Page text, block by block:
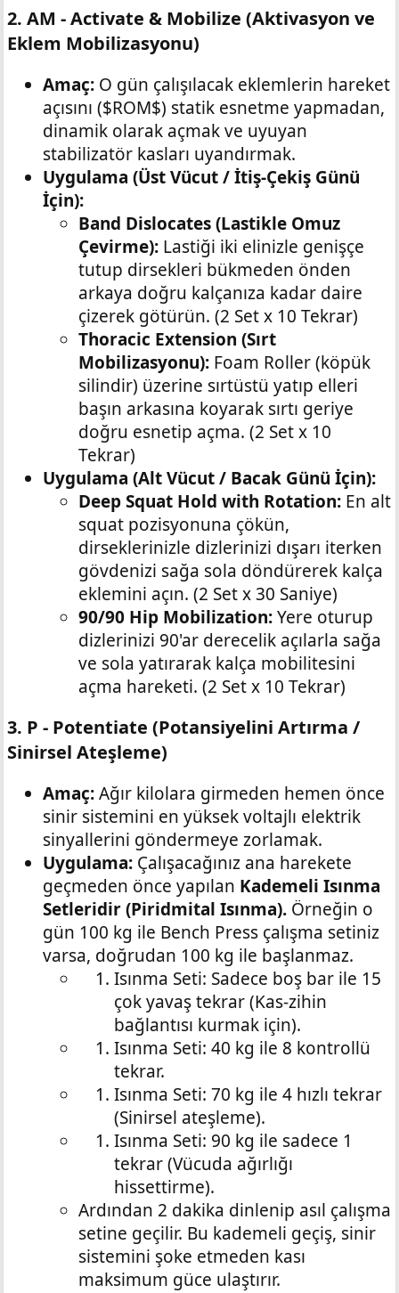
2. AM - Activate & Mobilize (Aktivasyon ve
Eklem Mobilizasyonu)​
Amaç: O gün çalışılacak eklemlerin hareket
açısını ($ROM$) statik esnetme yapmadan,
dinamik olarak açmak ve uyuyan
stabilizatör kasları uyandırmak.
Uygulama (Üst Vücut / İtiş-Çekiş Günü
İçin):
Band Dislocates (Lastikle Omuz
Çevirme): Lastiği iki elinizle genişçe
tutup dirsekleri bükmeden önden
arkaya doğru kalçanıza kadar daire
çizerek götürün. (2 Set x 10 Tekrar)
Thoracic Extension (Sırt
Mobilizasyonu): Foam Roller (köpük
silindir) üzerine sırtüstü yatıp elleri
başın arkasına koyarak sırtı geriye
doğru esnetip açma. (2 Set x 10
Tekrar)
Uygulama (Alt Vücut / Bacak Günü İçin):
Deep Squat Hold with Rotation: En alt
squat pozisyonuna çökün,
dirseklerinizle dizlerinizi dışarı iterken
gövdenizi sağa sola döndürerek kalça
eklemini açın. (2 Set x 30 Saniye)
90/90 Hip Mobilization:Yere oturup
dizlerinizi 90'ar derecelik açılarla sağa
ve sola yatırarak kalça mobilitesini
açma hareketi. (2 Set x 10 Tekrar)
3. P - Potentiate (Potansiyelini Artırma /
Sinirsel Ateşleme)​
Amaç:Ağır kilolara girmeden hemen önce
sinir sistemini en yüksek voltajlı elektrik
sinyallerini göndermeye zorlamak.
Uygulama: Çalışacağınız ana harekete
geçmeden önce yapılan Kademeli Isınma
Setleridir (Piridmital Isınma). Örneğin o
gün 100 kg ile Bench Press çalışma setiniz
varsa, doğrudan 100 kg ile başlanmaz.
Isınma Seti: Sadece boş bar ile 15
çok yavaş tekrar (Kas-zihin
bağlantısı kurmak için).
Isınma Seti: 40 kg ile 8 kontrollü
tekrar.
Isınma Seti: 70 kg ile 4 hızlı tekrar
(Sinirsel ateşleme).
Isınma Seti: 90 kg ile sadece 1
tekrar (Vücuda ağırlığı
hissettirme).
Ardından 2 dakika dinlenip asıl çalışma
setine geçilir. Bu kademeli geçiş, sinir
sistemini şoke etmeden kası
maksimum güce ulaştırır.